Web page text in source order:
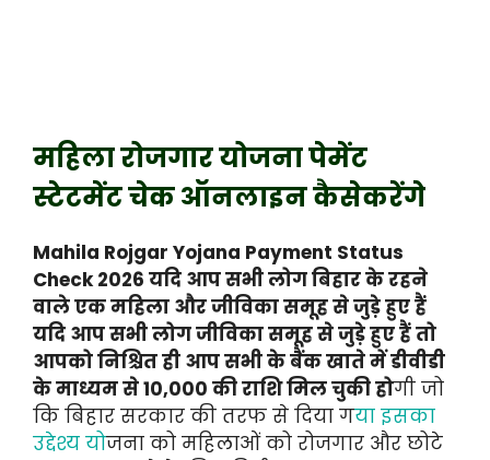
महिला रोजगार योजना पेमेंट
स्टेटमेंट चेक ऑनलाइन कैसेकरेंगे
Mahila Rojgar Yojana Payment Status
Check 2026 यदि आप सभी लोग बिहार के रहने
वाले एक महिला और जीविका समूह से जुड़े हुए हैं
यदि आप सभी लोग जीविका समूह से जुड़े हुए हैं तो
आपको निश्चित ही आप सभी के बैंक खाते में डीवीडी
के माध्यम से 10,000 की राशि मिल चुकी होगी जो
कि बिहार सरकार की तरफ से दिया गया इसका
उद्देश्य योजना को महिलाओं को रोजगार और छोटे